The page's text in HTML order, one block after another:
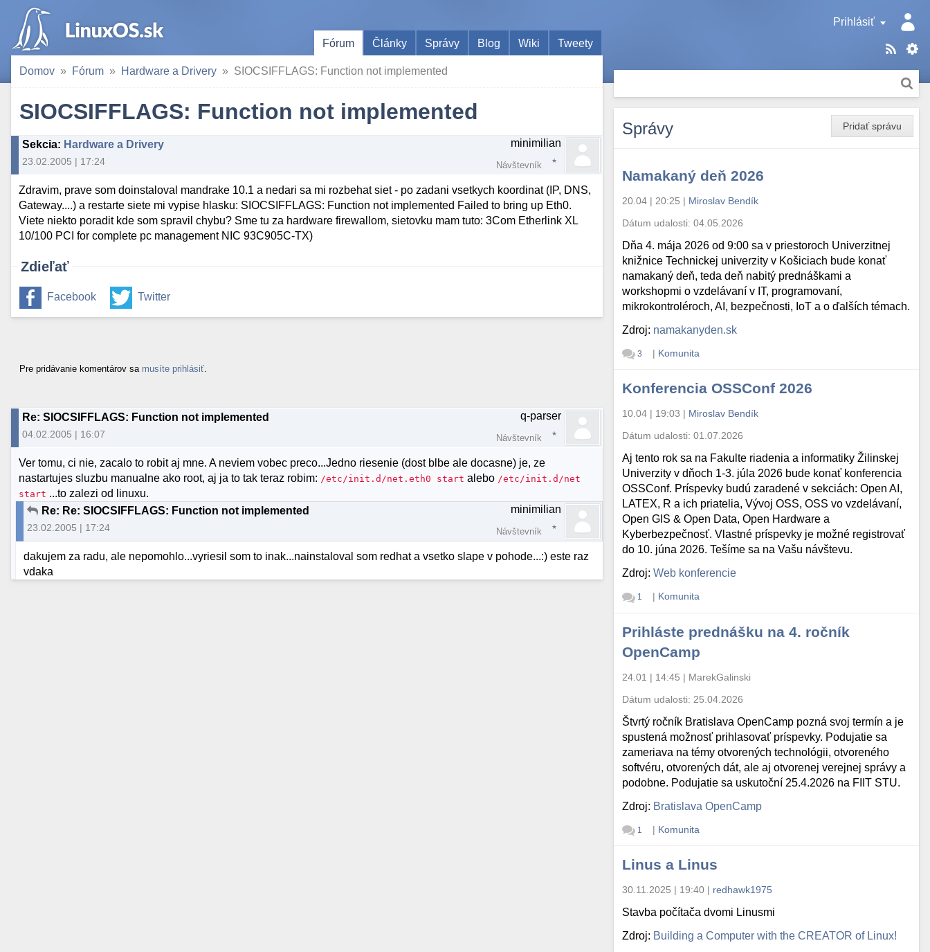
Prihlásiť
Fórum
Články Správy Blog Wiki Tweety
Domov Fórum Hardware a Drivery SIOCSIFFLAGS: Function not implemented
SIOCSIFFLAGS: Function not implemented
Sekcia: Hardware a Drivery
23.02.2005 | 17:24
minimilian
Návštevník
Zdravim, prave som doinstaloval mandrake 10.1 a nedari sa mi rozbehat siet - po zadani vsetkych koordinat (IP, DNS,
Gateway....) a restarte siete mi vypise hlasku: SIOCSIFFLAGS: Function not implemented Failed to bring up Eth0.
Viete niekto poradit kde som spravil chybu? Sme tu za hardware firewallom, sietovku mam tuto: 3Com Etherlink XL
10/100 PCI for complete pc management NIC 93C905C-TX)
Zdieľať
Facebook Twitter
Pre pridávanie komentárov sa musíte prihlásiť
Re: SIOCSIFFLAGS: Function not implemented
04.02.2005 | 16:07
q-parser
Návštevník
Ver tomu, ci nie, zacalo to robit aj mne. A neviem vobec preco...Jedno riesenie (dost blbe ale docasne) je, ze
nastartujes sluzbu manualne ako root, aj ja to tak teraz robim: /etc/init.d/net.eth0 start alebo /etc/init.d/net
start ...to zalezi od linuxu.
Re: Re: SIOCSIFFLAGS: Function not implemented
23.02.2005 | 17:24
minimilian
Návštevník
dakujem za radu, ale nepomohlo...vyriesil som to inak...nainstaloval som redhat a vsetko slape v pohode...:) este raz
vdaka
Pridať správu
Správy
Namakaný deň 2026
20.04 | 20:25 | Miroslav Bendík
Dátum udalosti:04.05.2026
Dňa 4. mája 2026 od 9:00 sa v priestoroch Univerzitnej
knižnice Technickej univerzity v Košiciach bude konať
namakaný deň, teda deň nabitý prednáškami a
workshopmi o vzdelávaní v IT, programovaní,
mikrokontroléroch, AI, bezpečnosti, IoT a o ďalších témach.
Zdroj: namakanyden.sk
3 | Komunita
Konferencia OSSConf 2026
10.04 | 19:03 | Miroslav Bendík
Dátum udalosti:01.07.2026
Aj tento rok sa na Fakulte riadenia a informatiky Žilinskej
Univerzity v dňoch 1-3. júla 2026 bude konať konferencia
OSSConf. Príspevky budú zaradené v sekciách: Open AI,
LATEX, R a ich priatelia, Vývoj OSS, OSS vo vzdelávaní,
Open GIS & Open Data, Open Hardware a
Kyberbezpečnosť. Vlastné príspevky je možné registrovať
do 10. júna 2026. Tešíme sa na Vašu návštevu.
Zdroj:Web konferencie
1 | Komunita
Prihláste prednášku na 4. ročník
OpenCamp
24.01 | 14:45 | MarekGalinski
Dátum udalosti: 25.04.2026
Štvrtý ročník Bratislava OpenCamp pozná svoj termín a je
spustená možnosť prihlasovať príspevky. Podujatie sa
zameriava na témy otvorených technológii, otvoreného
softvéru, otvorených dát, ale aj otvorenej verejnej správy a
podobne. Podujatie sa uskutoční 25.4.2026 na FIIT STU.
Zdroj: Bratislava OpenCamp
1 | Komunita
Linus a Linus
30.11.2025 | 19:40 | redhawk1975
Stavba počítača dvomi Linusmi
Zdroj: Building a Computer with the CREATOR of Linux!